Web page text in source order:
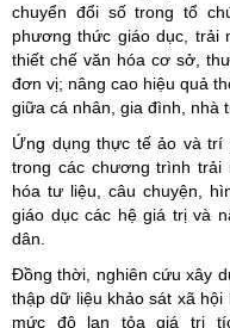
chuyển đổi số trong tổ
phương thức giáo dục, trải
thiết chế văn hóa cơ sở,
đơn vị; nâng cao hiệu quả
giữa cá nhân, gia đình, nhà
Ứng dụng thực tế ảo và trí
trong các chương trình trải
hóa tư liệu, câu chuyện,
giáo dục các hệ giá trị và
dân.
Đồng thời, nghiên cứu xây
thập dữ liệu khảo sát xã hội
mức độ lan tỏa giá trị